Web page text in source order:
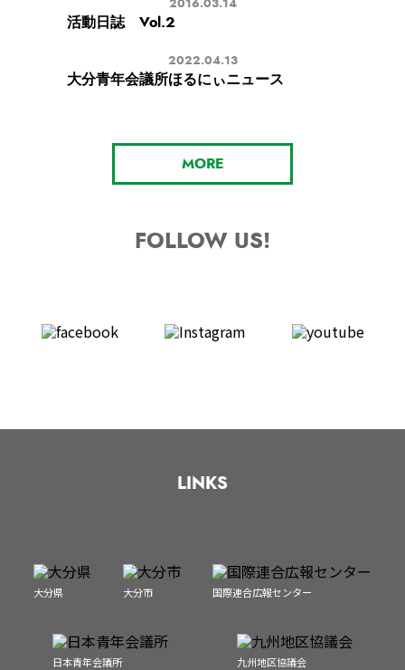
2016.03.14
活動日誌 Vol.2
2022.04.13
大分青年会議所ほるにぃニュース
MORE
FOLLOW US!
LINKS
大分県 大分市 国際連合広報センター
日本青年会議所 九州地区協議会